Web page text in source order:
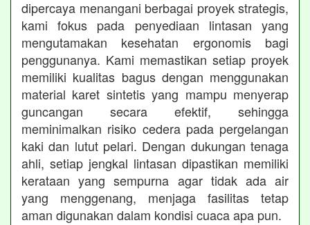
dipercaya menangani berbagai proyek strategis,
kami fokus pada penyediaan lintasan yang
mengutamakan kesehatan ergonomis bagi
penggunanya. Kami memastikan setiap proyek
memiliki kualitas bagus dengan menggunakan
material karet sintetis yang mampu menyerap
guncangan secara efektif, sehingga
meminimalkan risiko cedera pada pergelangan
kaki dan lutut pelari. Dengan dukungan tenaga
ahli, setiap jengkal lintasan dipastikan memiliki
kerataan yang sempurna agar tidak ada air
yang menggenang, menjaga fasilitas tetap
aman digunakan dalam kondisi cuaca apa pun.